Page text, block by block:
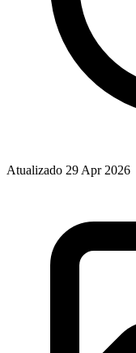
Atualizado 29 Apr 2026